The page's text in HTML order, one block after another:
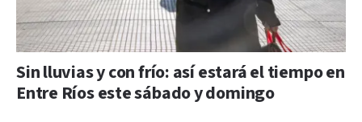
Sin lluvias y con frío: así estará el tiempo en
Entre Ríos este sábado y domingo